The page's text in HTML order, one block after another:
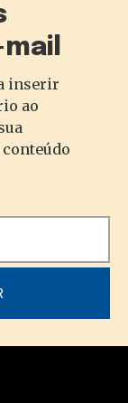
inserir
ao